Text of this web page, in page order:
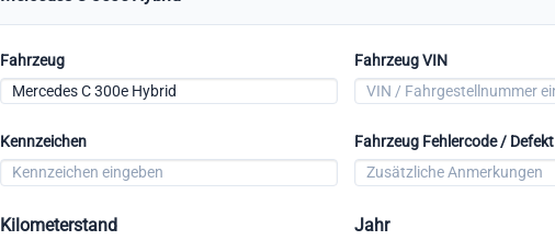
Fahrzeug Fahrzeug VIN
Kennzeichen Fahrzeug Fehlercode / Defekt
Kilometerstand Jahr